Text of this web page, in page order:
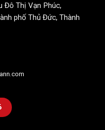
Đô Thị Vạn Phúc,
phố Thủ Đức, Thành